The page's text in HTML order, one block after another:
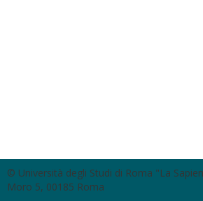
© Università degli Studi di Roma "La
Moro 5, 00185 Roma